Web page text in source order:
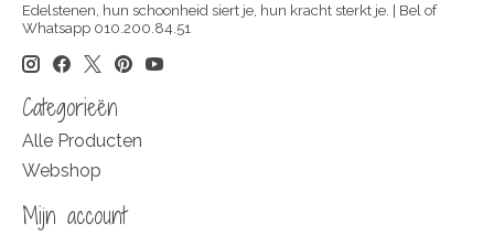
Edelstenen, hun schoonheid siert je, hun kracht sterkt je. | Bel of
Whatsapp 010.200.84.51
Categorieën
Alle Producten
Webshop
Mijn account